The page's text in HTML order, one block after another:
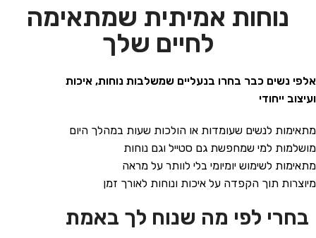
נוחות אמיתית שמתאימה
לחיים שלך
אלפי נשים כבר בחרו בנעליים שמשלבות נוחות, איכות
ועיצוב ייחודי
מתאימות לנשים שעומדות או הולכות שעות במהלך היום
מושלמות למי שמחפשת גם סטייל וגם נוחות
מתאימות לשימוש יומיומי בלי לוותר על מראה
מיוצרות תוך הקפדה על איכות ונוחות לאורך זמן
בחרי לפי מה שנוח לך באמת